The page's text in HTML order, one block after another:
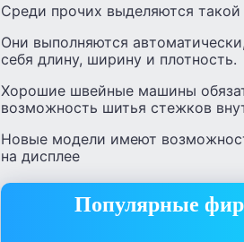
Среди прочих выделяются
Они выполняются
себя длину, ширину и плотность.
Хорошие швейные машины
возможность шитья стежков
Новые модели имеют
на дисплее
Популярные